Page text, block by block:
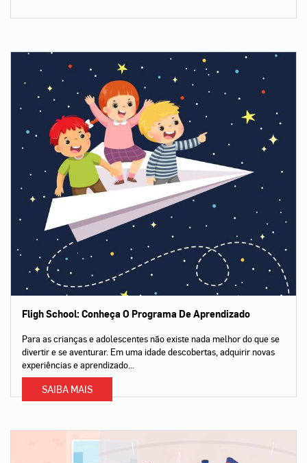
Fligh School: Conheça O Programa De Aprendizado
Para as crianças e adolescentes não existe nada melhor do que se
divertir e se aventurar. Em uma idade descobertas, adquirir novas
experiências e aprendizado...
SAIBA MAIS